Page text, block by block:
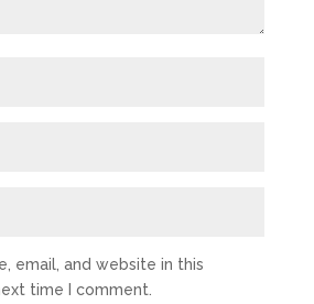
email, and website in this
time I comment.